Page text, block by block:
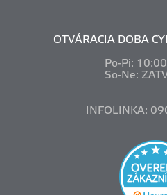
OTVÁRACIA DOBA
Po-Pi: 10
So-Ne:
INFOLINKA: